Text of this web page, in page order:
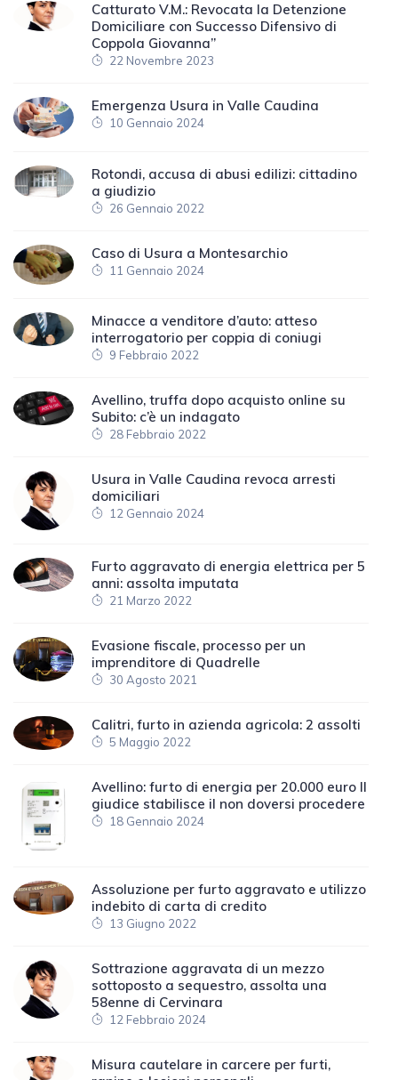
Catturato V.M.: Revocata la Detenzione
Domiciliare con Successo Difensivo di
Coppola Giovanna”
22 Novembre 2023
Emergenza Usura in Valle Caudina
10 Gennaio 2024
Rotondi, accusa di abusi edilizi: cittadino
a giudizio
26 Gennaio 2022
Caso di Usura a Montesarchio
11 Gennaio 2024
Minacce a venditore d’auto: atteso
interrogatorio per coppia di coniugi
9 Febbraio 2022
Avellino, truffa dopo acquisto online su
Subito: c’è un indagato
28 Febbraio 2022
Usura in Valle Caudina revoca arresti
domiciliari
12 Gennaio 2024
Furto aggravato di energia elettrica per 5
anni: assolta imputata
21 Marzo 2022
Evasione fiscale, processo per un
imprenditore di Quadrelle
30 Agosto 2021
Calitri, furto in azienda agricola: 2 assolti
5 Maggio 2022
Avellino: furto di energia per 20.000 euro Il
giudice stabilisce il non doversi procedere
18 Gennaio 2024
Assoluzione per furto aggravato e utilizzo
indebito di carta di credito
13 Giugno 2022
Sottrazione aggravata di un mezzo
sottoposto a sequestro, assolta una
58enne di Cervinara
12 Febbraio 2024
Misura cautelare in carcere per furti,